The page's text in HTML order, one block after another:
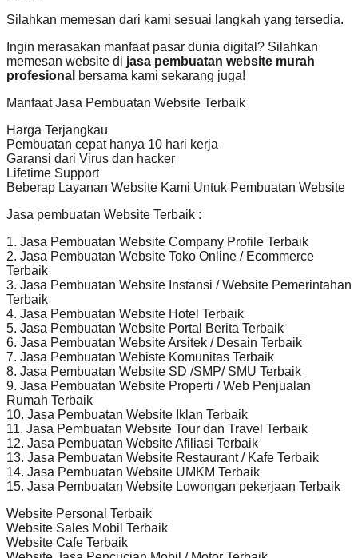
Silahkan memesan dari kami sesuai langkah yang tersedia.
Ingin merasakan manfaat pasar dunia digital? Silahkan
memesan website di jasa pembuatan website murah
profesional bersama kami sekarang juga!
Manfaat Jasa Pembuatan Website Terbaik
Harga Terjangkau
Pembuatan cepat hanya 10 hari kerja
Garansi dari Virus dan hacker
Lifetime Support
Beberap Layanan Website Kami Untuk Pembuatan Website
Jasa pembuatan Website Terbaik :
1. Jasa Pembuatan Website Company Profile Terbaik
2. Jasa Pembuatan Website Toko Online / Ecommerce
Terbaik
3. Jasa Pembuatan Website Instansi / Website Pemerintahan
Terbaik
4. Jasa Pembuatan Website Hotel Terbaik
5. Jasa Pembuatan Website Portal Berita Terbaik
6. Jasa Pembuatan Website Arsitek / Desain Terbaik
7. Jasa Pembuatan Webiste Komunitas Terbaik
8. Jasa Pembuatan Website SD /SMP/ SMU Terbaik
9. Jasa Pembuatan Website Properti / Web Penjualan
Rumah Terbaik
10. Jasa Pembuatan Website Iklan Terbaik
11. Jasa Pembuatan Website Tour dan Travel Terbaik
12. Jasa Pembuatan Website Afiliasi Terbaik
13. Jasa Pembuatan Website Restaurant / Kafe Terbaik
14. Jasa Pembuatan Website UMKM Terbaik
15. Jasa Pembuatan Website Lowongan pekerjaan Terbaik
Website Personal Terbaik
Website Sales Mobil Terbaik
Website Cafe Terbaik